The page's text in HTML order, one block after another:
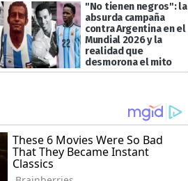
"No tienen negros": la
absurda campaña
contra Argentina en el
Mundial 2026 y la
realidad que
desmorona el mito